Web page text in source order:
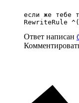
если же тебе
RewriteRule
Ответ написан